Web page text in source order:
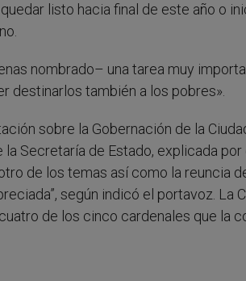
listo hacia final de este año o
nombrado– una tarea muy
destinarlos también a los pobres».
sobre la Gobernación de la
Secretaría de Estado, explicada
de los temas así como la reuncia
según indicó el portavoz. La
de los cinco cardenales que la